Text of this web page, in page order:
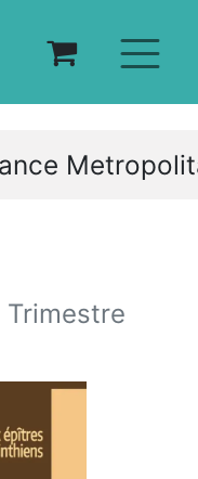
Trimestre